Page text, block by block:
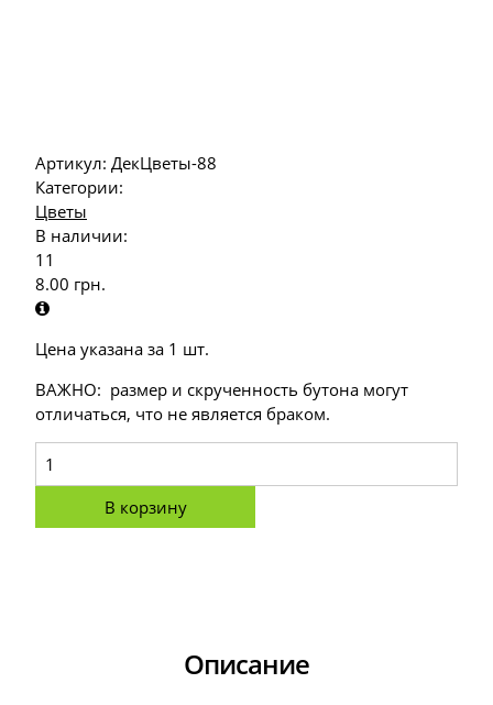
Артикул: ДекЦветы-88
Категории:
Цветы
В наличии:
11
8.00 грн.
Цена указана за 1 шт.
ВАЖНО: размер и скрученность бутона могут
отличаться, что не является браком.
В корзину
Описание